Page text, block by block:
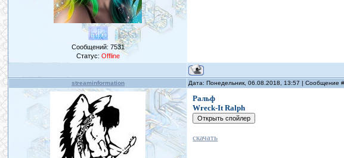
Сообщений: 7531
Статус: Offline
streaminformation Дата: Понедельник, 06.08.2018, 13:57 | Сообщение
Ральф
Wreck-It Ralph
скачать